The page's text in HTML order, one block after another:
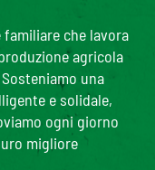
familiare che lavora
agricola
una
e solidale,
ogni giorno
migliore